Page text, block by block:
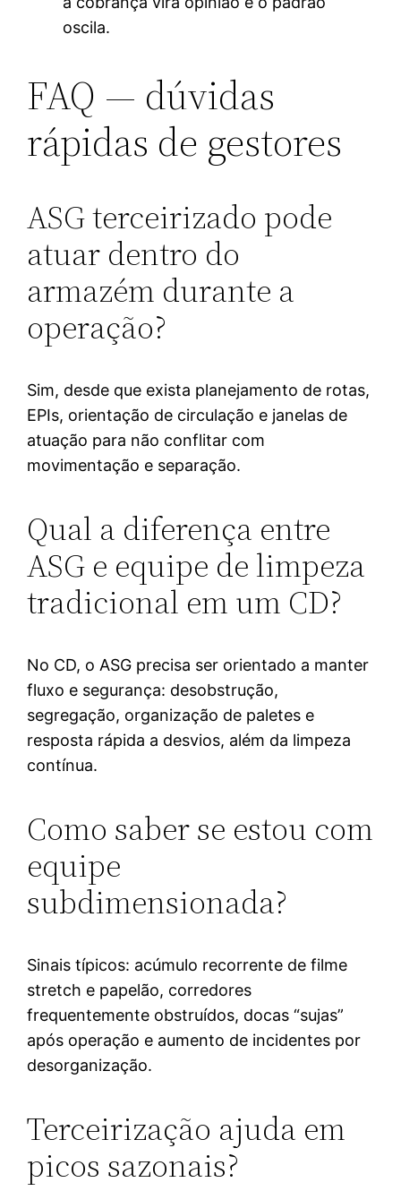
oscila.
FAQ — dúvidas
rápidas de gestores
ASG terceirizado pode
atuar dentro do
armazém durante a
operação?
Sim, desde que exista planejamento de rotas,
EPIs, orientação de circulação e janelas de
atuação para não conflitar com
movimentação e separação.
Qual a diferença entre
ASG e equipe de limpeza
tradicional em um CD?
No CD, o ASG precisa ser orientado a manter
fluxo e segurança: desobstrução,
segregação, organização de paletes e
resposta rápida a desvios, além da limpeza
contínua.
Como saber se estou com
equipe
subdimensionada?
Sinais típicos: acúmulo recorrente de filme
stretch e papelão, corredores
frequentemente obstruídos, docas “sujas”
após operação e aumento de incidentes por
desorganização.
Terceirização ajuda em
picos sazonais?